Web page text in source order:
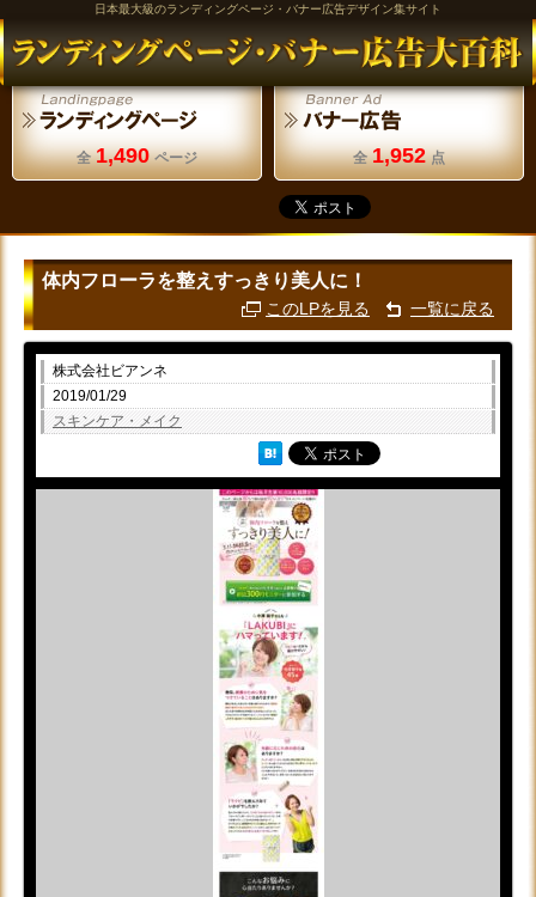
日本最大級のランディングページ・バナー広告デザイン集サイト
全 1,490 ページ 全 1,952 点
体内フローラを整えすっきり美人に！
このLPを見る 一覧に戻る
株式会社ビアンネ
2019/01/29
スキンケア・メイク